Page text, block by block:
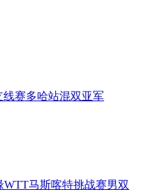
赛多哈站混双亚军
马斯喀特挑战赛男双